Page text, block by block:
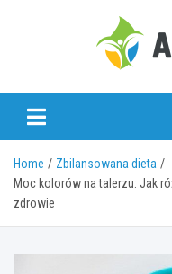
Home
Zbilansowana dieta
Moc kolorów na talerzu: Jak
zdrowie